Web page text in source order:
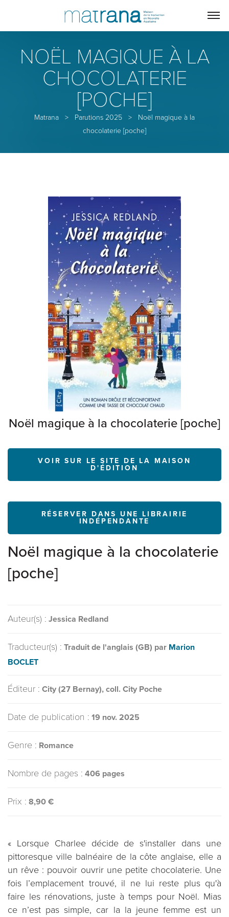
NOËL MAGIQUE À LA
CHOCOLATERIE
[POCHE]
Matrana > Parutions 2025 >
Noël magique à la
chocolaterie [poche]
Noël magique à la chocolaterie [poche]
VOIR SUR LE SITE DE LA MAISON
D'ÉDITION
RÉSERVER DANS UNE LIBRAIRIE
INDÉPENDANTE
Noël magique à la chocolaterie
[poche]
Auteur(s) : Jessica Redland
Traducteur(s) : Traduit de l'anglais (GB) par Marion
BOCLET
Éditeur : City (27 Bernay), coll. City Poche
Date de publication : 19 nov. 2025
Genre : Romance
Nombre de pages : 406 pages
Prix : 8,90 €
« Lorsque Charlee décide de s'installer dans une
pittoresque ville balnéaire de la côte anglaise, elle a
un rêve : pouvoir ouvrir une petite chocolaterie. Une
fois l’emplacement trouvé, il ne lui reste plus qu'à
faire les rénovations, juste à temps pour Noël. Mias
ce n’est pas simple, car la la jeune femme est un